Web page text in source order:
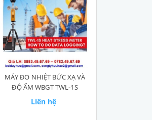
MÁY ĐO NHIỆT BỨC XẠ VÀ
ĐỘ ẨM WBGT TWL-1S
Liên hệ